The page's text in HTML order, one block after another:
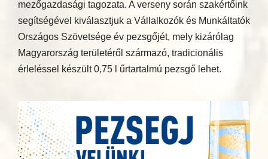
mezőgazdasági tagozata. A verseny során szakértőink
segítségével kiválasztjuk a Vállalkozók és Munkáltatók
Országos Szövetsége év pezsgőjét, mely kizárólag
Magyarország területéről származó, tradicionális
érleléssel készült 0,75 l űrtartalmú pezsgő lehet.